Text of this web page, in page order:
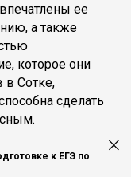
ее
а также
которое они
в Сотке,
сделать
к ЕГЭ по